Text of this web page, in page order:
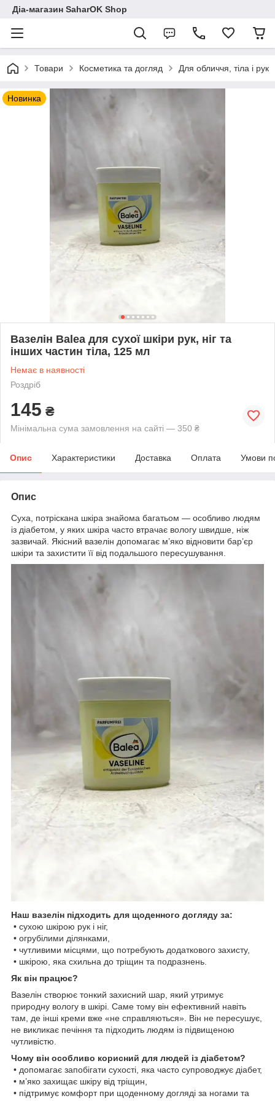
Діа-магазин SaharOK Shop
Товари Косметика та догляд Для обличчя, тіла і рук
Новинка
Вазелін Balea для сухої шкіри рук, ніг та
інших частин тіла, 125 мл
Немає в наявності
Роздріб
145 ₴
Мінімальна сума замовлення на сайті — 350 ₴
Опис Характеристики Доставка Оплата Умови
Опис
Суха, потріскана шкіра знайома багатьом — особливо людям
із діабетом, у яких шкіра часто втрачає вологу швидше, ніж
зазвичай. Якісний вазелін допомагає м’яко відновити бар’єр
шкіри та захистити її від подальшого пересушування.
Наш вазелін підходить для щоденного догляду за:
• сухою шкірою рук і ніг,
• огрубілими ділянками,
• чутливими місцями, що потребують додаткового захисту,
• шкірою, яка схильна до тріщин та подразнень.
Як він працює?
Вазелін створює тонкий захисний шар, який утримує
природну вологу в шкірі. Саме тому він ефективний навіть
там, де інші креми вже «не справляються». Він не пересушує,
не викликає печіння та підходить людям із підвищеною
чутливістю.
Чому він особливо корисний для людей із діабетом?
• допомагає запобігати сухості, яка часто супроводжує діабет,
• м’яко захищає шкіру від тріщин,
• підтримує комфорт при щоденному догляді за ногами та